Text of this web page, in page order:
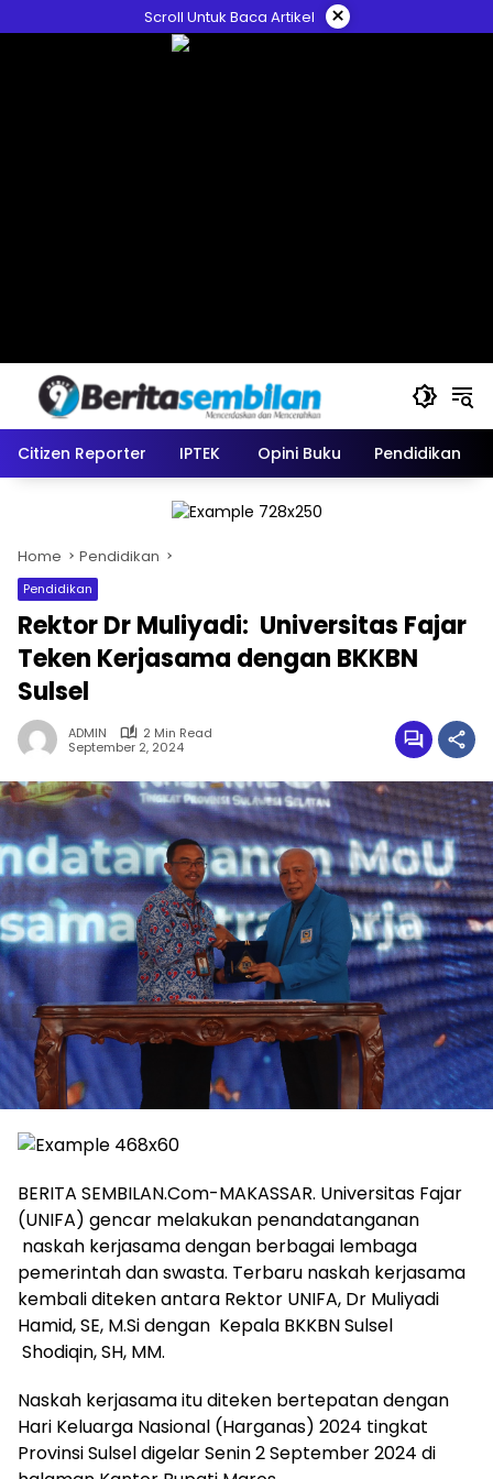
to
Scroll Untuk Baca Artikel ×
Citizen Reporter IPTEK Opini Buku Pendidikan
Home Pendidikan
Pendidikan
Rektor Dr Muliyadi: Universitas Fajar
Teken Kerjasama dengan BKKBN
Sulsel
ADMIN
2 Min Read
September 2, 2024
BERITA SEMBILAN.Com-MAKASSAR. Universitas Fajar
(UNIFA) gencar melakukan penandatanganan
naskah kerjasama dengan berbagai lembaga
pemerintah dan swasta. Terbaru naskah kerjasama
kembali diteken antara Rektor UNIFA, Dr Muliyadi
Hamid, SE, M.Si dengan Kepala BKKBN Sulsel
Shodiqin, SH, MM.
Naskah kerjasama itu diteken bertepatan dengan
Hari Keluarga Nasional (Harganas) 2024 tingkat
Provinsi Sulsel digelar Senin 2 September 2024 di